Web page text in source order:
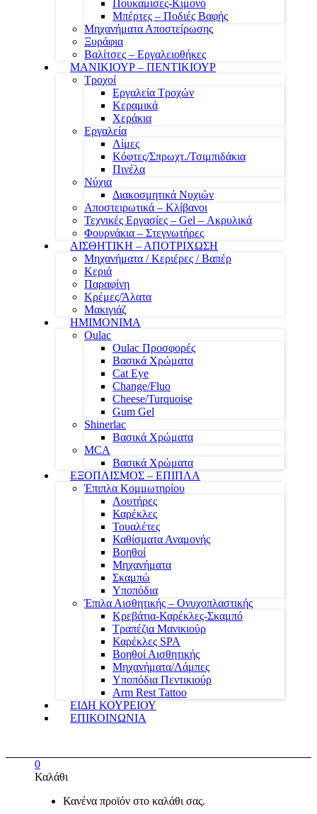
Πουκαμίσες-Κιμονό
Μπέρτες – Ποδιές Βαφής
Μηχανήματα Αποστείρωσης
Ξυράφια
Βαλίτσες – Εργαλειοθήκες
ΜΑΝΙΚΙΟΥΡ – ΠΕΝΤΙΚΙΟΥΡ
Τροχοί
Εργαλεία Τροχών
Κεραμικά
Χεράκια
Εργαλεία
Λίμες
Κόφτες/Σπρωχτ./Τσιμπιδάκια
Πινέλα
Νύχια
Διακοσμητικά Νυχιών
Αποστειρωτικά – Κλίβανοι
Τεχνικές Εργασίες – Gel – Ακρυλικά
Φουρνάκια – Στεγνωτήρες
ΑΙΣΘΗΤΙΚΗ – ΑΠΟΤΡΙΧΩΣΗ
Μηχανήματα / Κεριέρες / Βαπέρ
Κεριά
Παραφίνη
Κρέμες/Άλατα
Μακιγιάζ
ΗΜΙΜΟΝΙΜΑ
Oulac
Oulac Προσφορές
Βασικά Χρώματα
Cat Eye
Change/Fluo
Cheese/Turquoise
Gum Gel
Shinerlac
Βασικά Χρώματα
MCA
Βασικά Χρώματα
ΕΞΟΠΛΙΣΜΟΣ – ΕΠΙΠΛΑ
Έπιπλα Κομμωτηρίου
Λουτήρες
Καρέκλες
Τουαλέτες
Καθίσματα Αναμονής
Βοηθοί
Μηχανήματα
Σκαμπώ
Υποπόδια
Έπιλα Αισθητικής – Ονυχοπλαστικής
Κρεβάτια-Καρέκλες-Σκαμπό
Τραπέζια Μανικιούρ
Καρέκλες SPA
Βοηθοί Αισθητικής
Μηχανήματα/Λάμπες
Υποπόδια Πεντικιούρ
Arm Rest Tattoo
ΕΙΔΗ ΚΟΥΡΕΙΟΥ
ΕΠΙΚΟΙΝΩΝΙΑ
0
Καλάθι
Κανένα προϊόν στο καλάθι σας.